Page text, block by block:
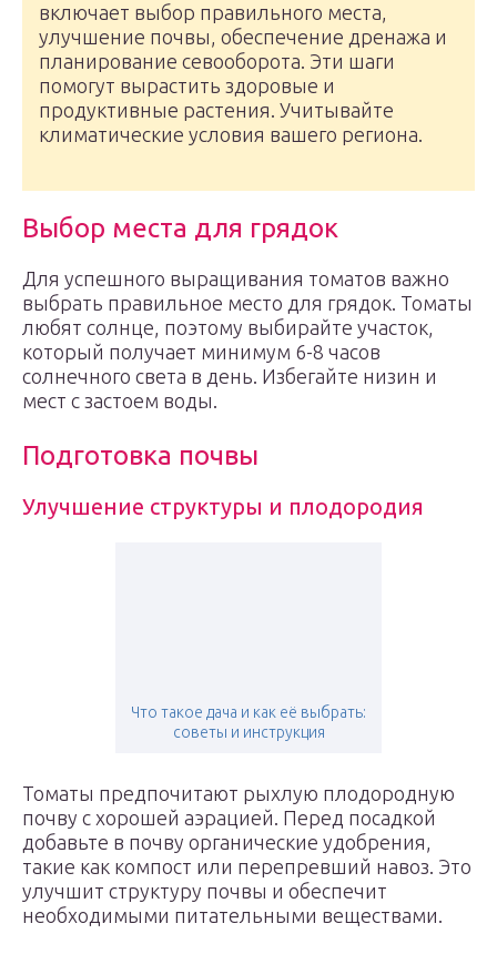
включает выбор правильного места,
улучшение почвы, обеспечение дренажа и
планирование севооборота. Эти шаги
помогут вырастить здоровые и
продуктивные растения. Учитывайте
климатические условия вашего региона.
Выбор места для грядок
Для успешного выращивания томатов важно
выбрать правильное место для грядок. Томаты
любят солнце, поэтому выбирайте участок,
который получает минимум 6-8 часов
солнечного света в день. Избегайте низин и
мест с застоем воды.
Подготовка почвы
Улучшение структуры и плодородия
Что такое дача и как её выбрать:
советы и инструкция
Томаты предпочитают рыхлую плодородную
почву с хорошей аэрацией. Перед посадкой
добавьте в почву органические удобрения,
такие как компост или перепревший навоз. Это
улучшит структуру почвы и обеспечит
необходимыми питательными веществами.